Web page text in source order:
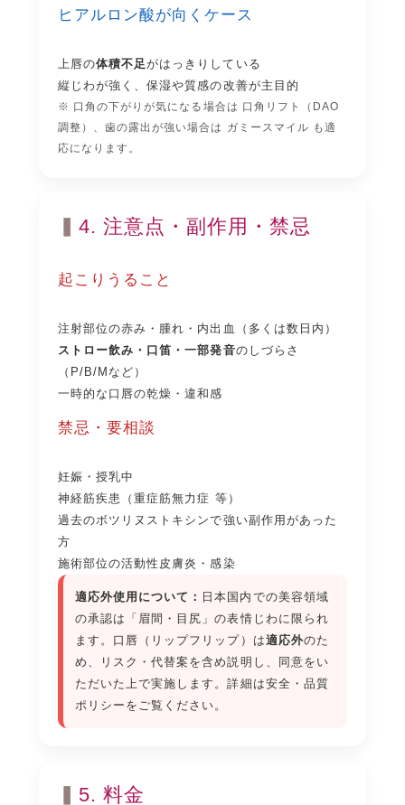
ヒアルロン酸が向くケース
上唇の体積不足がはっきりしている
縦じわが強く、保湿や質感の改善が主目的
※ 口角の下がりが気になる場合は 口角リフト（DAO
調整） 、歯の露出が強い場合は ガミースマイル も適
応になります。
4. 注意点・副作用・禁忌
起こりうること
注射部位の赤み・腫れ・内出血（多くは数日内）
ストロー飲み・口笛・一部発音のしづらさ
（P/B/Mなど）
一時的な口唇の乾燥・違和感
禁忌・要相談
妊娠・授乳中
神経筋疾患（重症筋無力症 等）
過去のボツリヌストキシンで強い副作用があった
方
施術部位の活動性皮膚炎・感染
適応外使用について： 日本国内での美容領域
の承認は「眉間・目尻」の表情じわに限られ
ます。口唇（リップフリップ）は適応外のた
め、リスク・代替案を含め説明し、同意をい
ただいた上で実施します。詳細は安全・品質
ポリシー をご覧ください。
5. 料金